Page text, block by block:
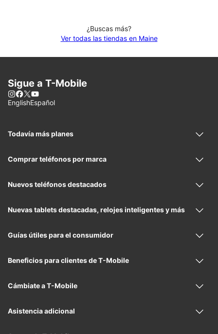
¿Buscas más?
Ver todas las tiendas en Maine